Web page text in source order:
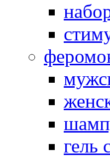
гель